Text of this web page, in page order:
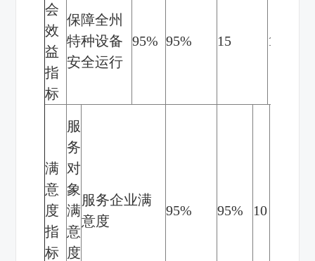
会
效
益
指
标
保障全州
特种设备
安全运行
95% 95% 15 15
满
意
度
指
标
服
务
对
象
满
意
度
服务企业满
意度
95% 95% 10